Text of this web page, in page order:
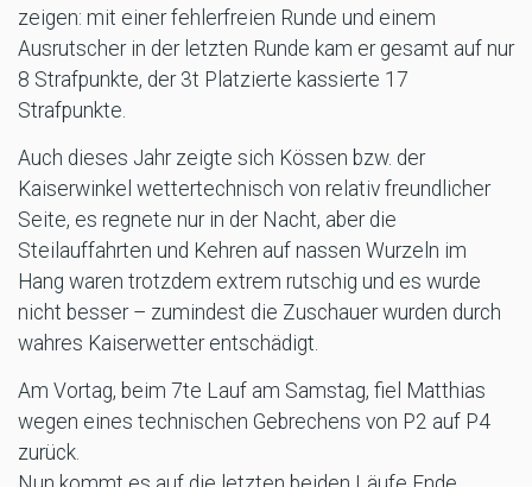
zeigen: mit einer fehlerfreien Runde und einem
Ausrutscher in der letzten Runde kam er gesamt auf nur
8 Strafpunkte, der 3t Platzierte kassierte 17
Strafpunkte.
Auch dieses Jahr zeigte sich Kössen bzw. der
Kaiserwinkel wettertechnisch von relativ freundlicher
Seite, es regnete nur in der Nacht, aber die
Steilauffahrten und Kehren auf nassen Wurzeln im
Hang waren trotzdem extrem rutschig und es wurde
nicht besser – zumindest die Zuschauer wurden durch
wahres Kaiserwetter entschädigt.
Am Vortag, beim 7te Lauf am Samstag, fiel Matthias
wegen eines technischen Gebrechens von P2 auf P4
zurück.